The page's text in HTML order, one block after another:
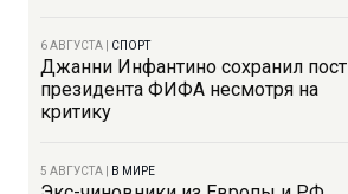
6 АВГУСТА СПОРТ
Джанни Инфантино сохранил пост
президента ФИФА несмотря на
критику
5 АВГУСТА В МИРЕ